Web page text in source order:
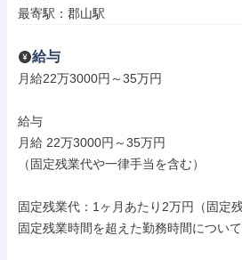
最寄駅：郡山駅
給与
月給22万3000円～35万円
給与
月給 22万3000円～35万円
（固定残業代や一律手当を含む）
固定残業代：1ヶ月あたり2万円（固定
固定残業時間を超えた勤務時間につい